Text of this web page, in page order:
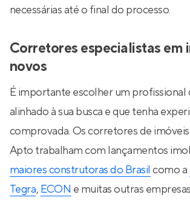
necessárias até o final do processo.
Corretores especialistas em
novos
É importante escolher um profissional
alinhado à sua busca e que tenha
comprovada. Os corretores de
Apto trabalham com lançamentos
maiores construtoras do Brasil como a
Tegra, ECON e muitas outras